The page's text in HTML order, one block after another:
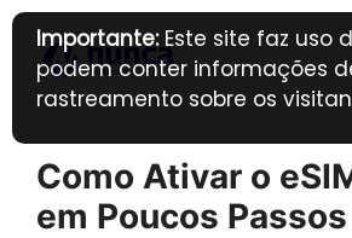
Pular
para
conteúdo
Como Ativar o
em Poucos Passos
Importante:Este site faz uso
podem conter informações
rastreamento sobre os